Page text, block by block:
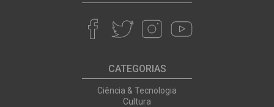
CATEGORIAS
Ciência & Tecnologia
Cultura